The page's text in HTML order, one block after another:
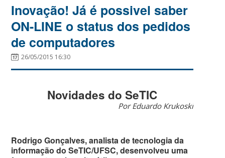
Inovação! Já é possivel saber
ON-LINE o status dos pedidos
de computadores
26/05/2015 16:30
Novidades do SeTIC
Por Eduardo Krukoski
Rodrigo Gonçalves, analista de tecnologia da
informação do SeTIC/UFSC, desenvolveu uma